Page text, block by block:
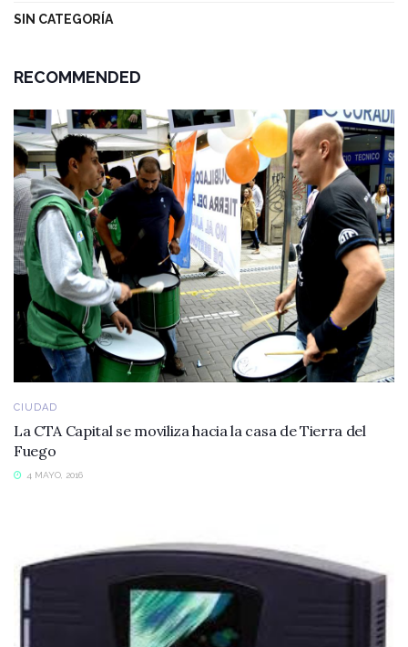
SIN CATEGORÍA
RECOMMENDED
CIUDAD
La CTA Capital se moviliza hacia la casa de Tierra del
Fuego
4 MAYO, 2016